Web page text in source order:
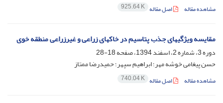
مشاهده مقاله اصل مقاله 925.64 K
مقایسه ویژگی‏های جذب پتاسیم در خاک‏های زراعی و غیرزراعی منطقه خوی
دوره 3، شماره 2، اسفند 1394، صفحه
18-28
حسن پیغامی خوشه‏ مهر؛ ابراهیم سپهر؛ حمیدرضا ممتاز
مشاهده مقاله اصل مقاله 740.04 K